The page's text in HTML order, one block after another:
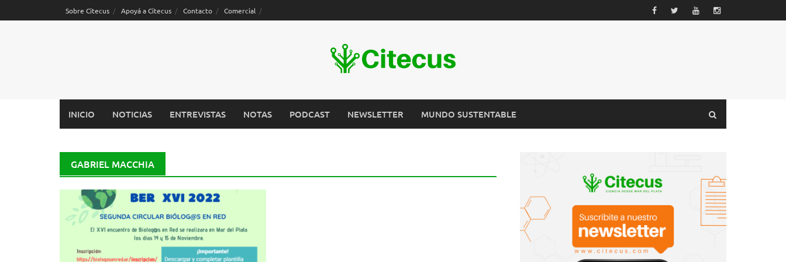
Sobre Citecus Apoyá a Citecus Contacto Comercial
INICIO NOTICIAS ENTREVISTAS NOTAS PODCAST NEWSLETTER MUNDO SUSTENTABLE
GABRIEL MACCHIA